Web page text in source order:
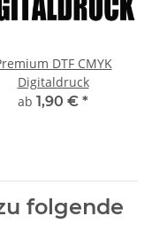
DTF CMYK
Digitaldruck
ab 1,90 € *
folgende